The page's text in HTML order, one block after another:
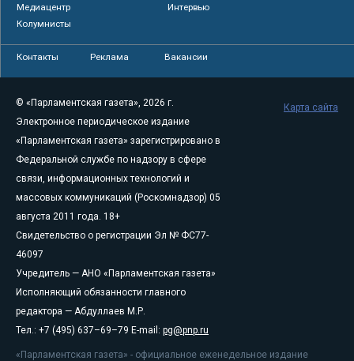
Медиацентр
Интервью
Колумнисты
Контакты Реклама Вакансии
© «Парламентская газета», 2026 г.
Электронное периодическое издание
«Парламентская газета» зарегистрировано в
Федеральной службе по надзору в сфере
связи, информационных технологий и
массовых коммуникаций (Роскомнадзор) 05
августа 2011 года. 18+
Свидетельство о регистрации Эл № ФС77-
46097
Учредитель — АНО «Парламентская газета»
Исполняющий обязанности главного
редактора — Абдуллаев М.Р.
Тел.: +7 (495) 637–69–79 E-mail: pg@pnp.ru
«Парламентская газета» - официальное еженедельное издание
Карта сайта